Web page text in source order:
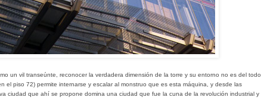
un vil transeúnte, reconocer la verdadera dimensión de la torre y su entorno no es del todo
el piso 72) permite internarse y escalar al monstruo que es esta máquina, y desde las
ciudad que ahí se propone domina una ciudad que fue la cuna de la revolución industrial y